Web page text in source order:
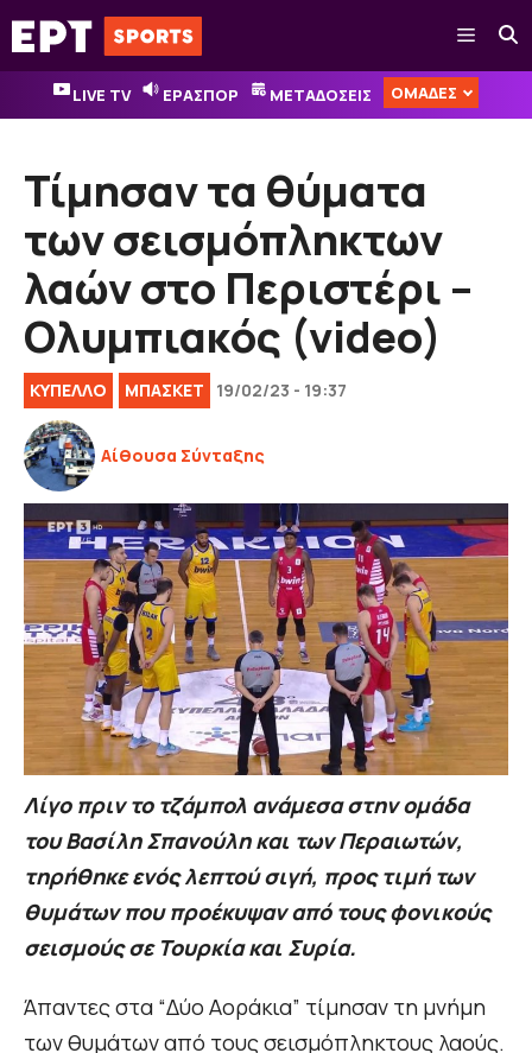
Μετάβαση
σε
περιεχόμενο
Μενού
LIVE TV ΕΡΑΣΠΟΡ ΜΕΤΑΔΟΣΕΙΣ ΟΜΑΔΕΣ
Τίμησαν τα θύματα
των σεισμόπληκτων
λαών στο Περιστέρι –
Ολυμπιακός (video)
ΚΎΠΕΛΛΟ ΜΠΑΣΚΕΤ 19/02/23 - 19:37
Αίθουσα Σύνταξης
Λίγο πριν το τζάμπολ ανάμεσα στην ομάδα
του Βασίλη Σπανούλη και των Περαιωτών,
τηρήθηκε ενός λεπτού σιγή, προς τιμή των
θυμάτων που προέκυψαν από τους φονικούς
σεισμούς σε Τουρκία και Συρία.
Άπαντες στα “Δύο Αοράκια” τίμησαν τη μνήμη
των θυμάτων από τους σεισμόπληκτους λαούς.